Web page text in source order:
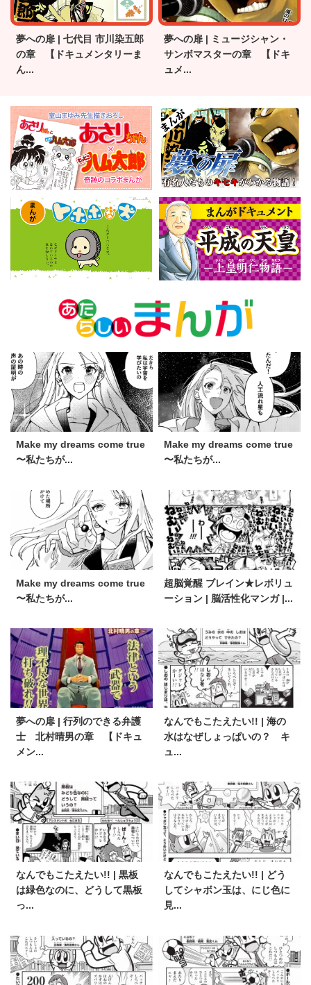
夢への扉 | 七代目 市川染五郎
の章 【ドキュメンタリーま
ん...
夢への扉 | ミュージシャン・
サンボマスターの章 【ドキ
ュメ...
Make my dreams come true
〜私たちが...
Make my dreams come true
〜私たちが...
Make my dreams come true
〜私たちが...
超脳覚醒 ブレイン★レボリュ
ーション | 脳活性化マンガ |...
夢への扉 | 行列のできる弁護
士 北村晴男の章 【ドキュ
メン...
なんでもこたえたい!! | 海の
水はなぜしょっぱいの？ キ
ュ...
なんでもこたえたい!! | 黒板
は緑色なのに、どうして黒板
っ...
なんでもこたえたい!! | どう
してシャボン玉は、にじ色に
見...